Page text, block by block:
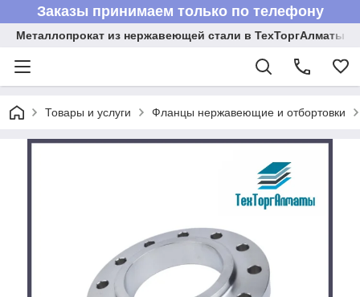
Заказы принимаем только по телефону
Металлопрокат из нержавеющей стали в ТехТоргАлматы
Товары и услуги Фланцы нержавеющие и отбортовки